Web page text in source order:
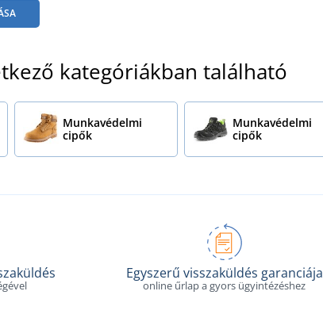
kategóriákban található
Munkavédelmi
cipők
Munkavédelmi
cipők
Egyszerű visszaküldés garanciája
online űrlap a gyors ügyintézéshez